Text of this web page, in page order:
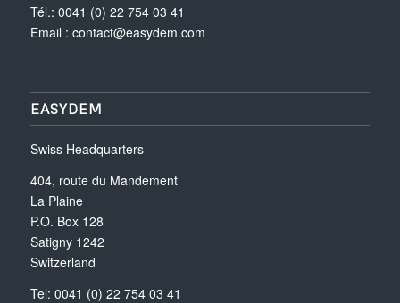
Tél.: 0041 (0) 22 754 03 41
Email : contact@easydem.com
EASYDEM
Swiss Headquarters
404, route du Mandement
La Plaine
P.O. Box 128
Satigny 1242
Switzerland
Tel: 0041 (0) 22 754 03 41